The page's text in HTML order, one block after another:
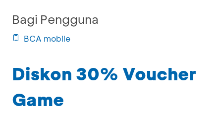
Bagi Pengguna
BCA mobile
Diskon 30% Voucher
Game